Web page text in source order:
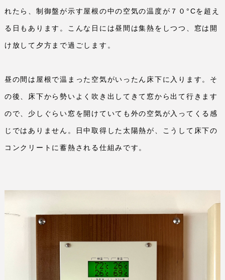
れたら、制御盤が示す屋根の中の空気の温度が７０°Cを超え
る日もあります。こんな日には昼間は集熱をしつつ、窓は開
け放して夕方まで過ごします。
昼の間は屋根で温まった空気がいったん床下に入ります。そ
の後、床下から勢いよく吹き出してきて窓から出て行きます
ので、少しぐらい窓を開けていても外の空気が入ってくる感
じではありません。日中取得した太陽熱が、こうして床下の
コンクリートに蓄熱される仕組みです。